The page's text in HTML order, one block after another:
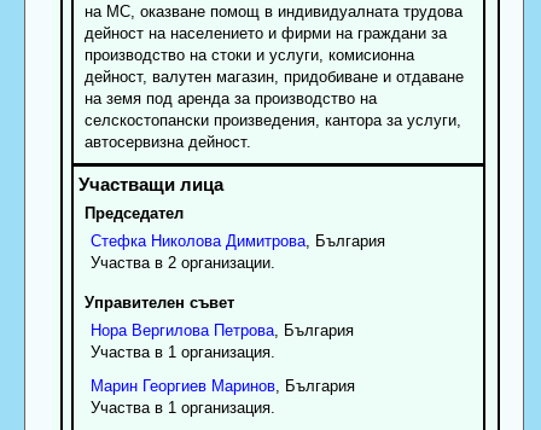
на МС, оказване помощ в индивидуалната трудова
дейност на населението и фирми на граждани за
производство на стоки и услуги, комисионна
дейност, валутен магазин, придобиване и отдаване
на земя под аренда за производство на
селскостопански произведения, кантора за услуги,
автосервизна дейност.
Председател
Стефка Николова Димитрова, България
Участва в 2 организации.
Управителен съвет
Нора Вергилова Петрова, България
Участва в 1 организация.
Марин Георгиев Маринов, България
Участва в 1 организация.